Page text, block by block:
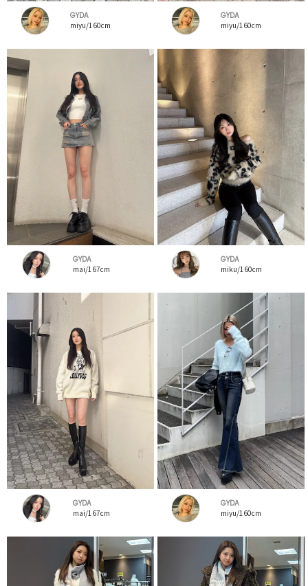
GYDA
miyu/160cm
GYDA
miyu/160cm
GYDA
mai/167cm
GYDA
miku/160cm
GYDA
mai/167cm
GYDA
miyu/160cm